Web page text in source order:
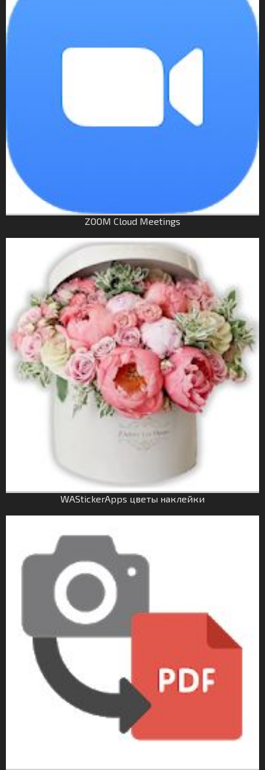
ZOOM Cloud Meetings
WAStickerApps цветы наклейки